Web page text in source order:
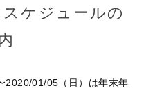
ケジュールの
2020/01/05（日）は年末年